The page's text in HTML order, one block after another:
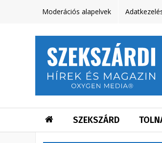
Moderációs alapelvek
SZEKSZÁRD